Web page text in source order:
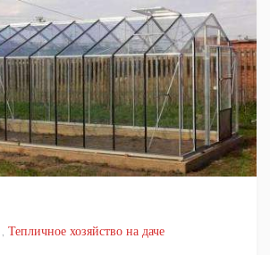
, Тепличное хозяйство на даче